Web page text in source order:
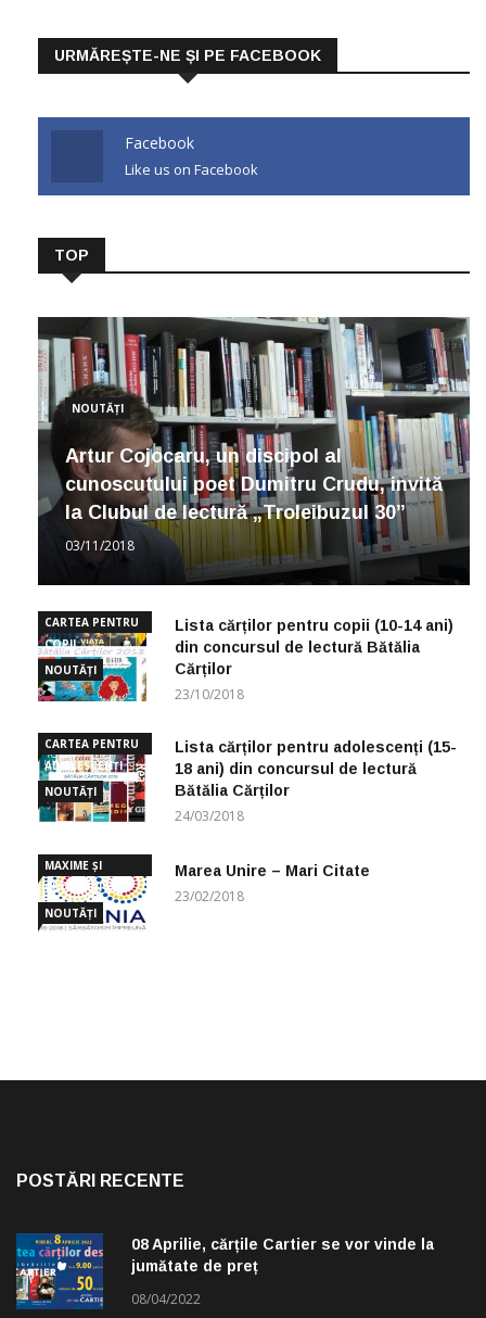
URMĂREȘTE-NE ȘI PE FACEBOOK
Facebook
Like us on Facebook
TOP
NOUTĂȚI
Artur Cojocaru, un discipol al
cunoscutului poet Dumitru Crudu, invită
la Clubul de lectură „Troleibuzul 30”
03/11/2018
CARTEA PENTRU
COPII
NOUTĂȚI
Lista cărților pentru copii (10-14 ani)
din concursul de lectură Bătălia
Cărților
23/10/2018
CARTEA PENTRU
ADOLESCENȚI
NOUTĂȚI
Lista cărților pentru adolescenți (15-
18 ani) din concursul de lectură
Bătălia Cărților
24/03/2018
MAXIME ȘI
CUGETĂRI
NOUTĂȚI
Marea Unire – Mari Citate
23/02/2018
POSTĂRI RECENTE
08 Aprilie, cărțile Cartier se vor vinde la
jumătate de preț
08/04/2022